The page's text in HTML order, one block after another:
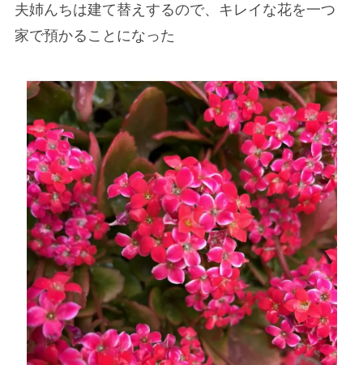
夫姉んちは建て替えするので、キレイな花を一つ
家で預かることになった